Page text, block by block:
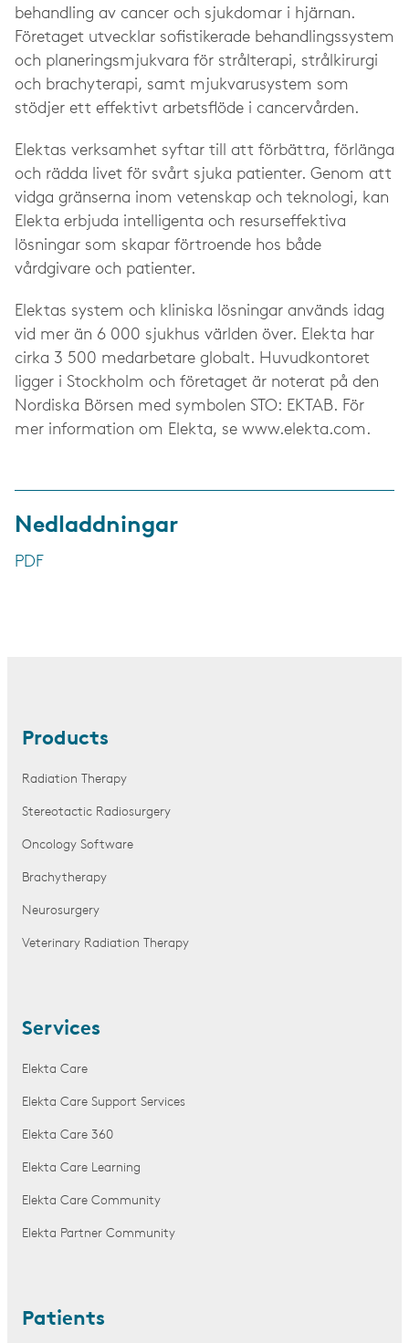
behandling av cancer och sjukdomar i hjärnan.
Företaget utvecklar sofistikerade behandlingssystem
och planeringsmjukvara för strålterapi, strålkirurgi
och brachyterapi, samt mjukvarusystem som
stödjer ett effektivt arbetsflöde i cancervården.
Elektas verksamhet syftar till att förbättra, förlänga
och rädda livet för svårt sjuka patienter. Genom att
vidga gränserna inom vetenskap och teknologi, kan
Elekta erbjuda intelligenta och resurseffektiva
lösningar som skapar förtroende hos både
vårdgivare och patienter.
Elektas system och kliniska lösningar används idag
vid mer än 6 000 sjukhus världen över. Elekta har
cirka 3 500 medarbetare globalt. Huvudkontoret
ligger i Stockholm och företaget är noterat på den
Nordiska Börsen med symbolen STO: EKTAB. För
mer information om Elekta, se www.elekta.com.
Nedladdningar
PDF
Products
Radiation Therapy
Stereotactic Radiosurgery
Oncology Software
Brachytherapy
Neurosurgery
Veterinary Radiation Therapy
Services
Elekta Care
Elekta Care Support Services
Elekta Care 360
Elekta Care Learning
Elekta Care Community
Elekta Partner Community
Patients